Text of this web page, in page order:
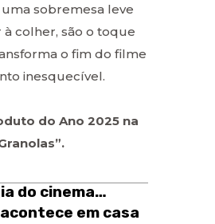
sobremesa leve
colher, são o toque
o fim do filme
inesquecível.
do Ano 2025 na
do cinema…
em casa